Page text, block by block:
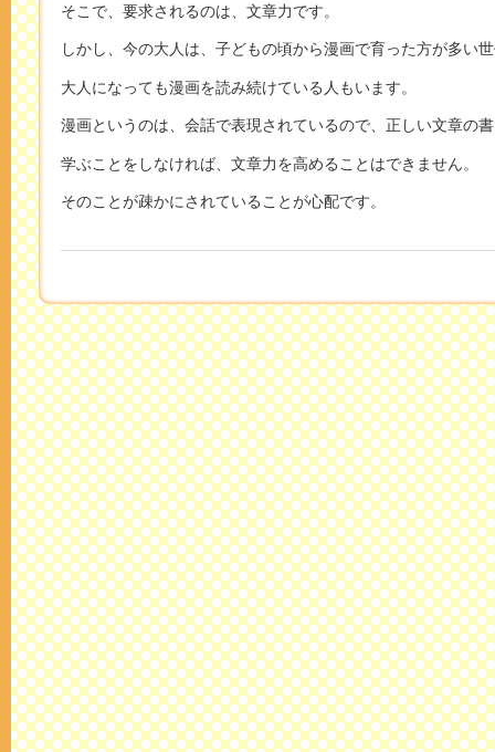
そこで、要求されるのは、文章力です。
しかし、今の大人は、子どもの頃から漫画で育った方が多い
大人になっても漫画を読み続けている人もいます。
漫画というのは、会話で表現されているので、正しい文章の
学ぶことをしなければ、文章力を高めることはできません。
そのことが疎かにされていることが心配です。